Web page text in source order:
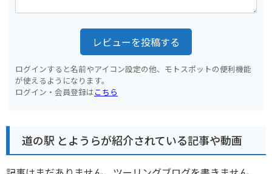
レビューを投稿する
ログインすると名前やアイコン設定の他、モトスポットの便利機能
が使えるようになります。
ログイン・会員登録はこちら
道の駅 とようらが紹介されている記事や動画